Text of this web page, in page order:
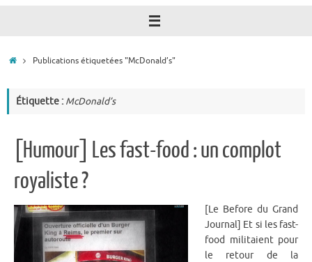
AccueilPublications étiquetées "McDonald’s"
Étiquette : McDonald’s
[Humour] Les fast-food : un complot
royaliste ?
[Le Before du Grand
Journal] Et si les fast-
food militaient pour
le retour de la